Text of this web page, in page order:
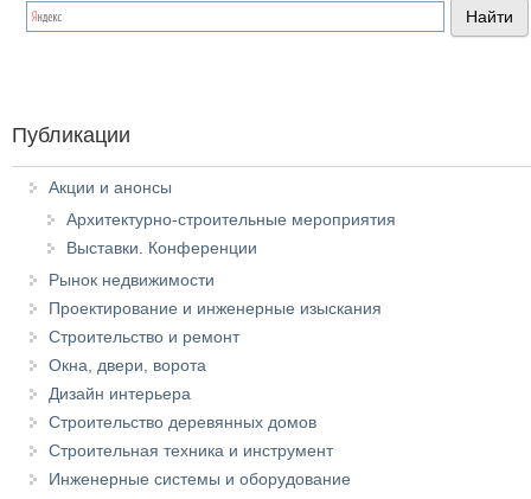
Публикации
Акции и анонсы
Архитектурно-строительные мероприятия
Выставки. Конференции
Рынок недвижимости
Проектирование и инженерные изыскания
Строительство и ремонт
Окна, двери, ворота
Дизайн интерьера
Строительство деревянных домов
Строительная техника и инструмент
Инженерные системы и оборудование